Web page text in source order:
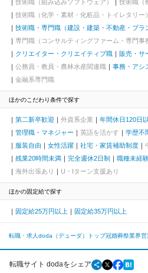
技術職（組み込みソフトウェア）
技術職（
技術職（化学・素材・化粧品・トイレタリー）
技術職・専門職（建設・建築・不動産・プラ
専門職（コンサルティングファーム・専門事
クリエイター・クリエイティブ職
販売・サ
公務員・教員・農林水産関連職
事務・アシ
金融系専門職
ほかのこだわり条件で探す
第二新卒歓迎 外資系企業 年間休日120日
管理職・マネジャー
英語を活かす 学歴不
服装自由
女性活躍 社宅・家賃補助制度
残業20時間未満
完全週休2日制 職種未経
海外出張あり
U・Iターン支援あり
ほかの固定給で探す
固定給25万円以上 固定給35万円以上
転職・求人doda（デューダ）トップ冠婚葬祭業界営
転職サイト dodaをシェア